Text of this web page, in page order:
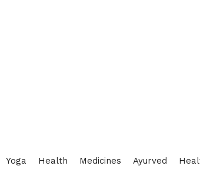
Yoga Health Medicines Ayurved